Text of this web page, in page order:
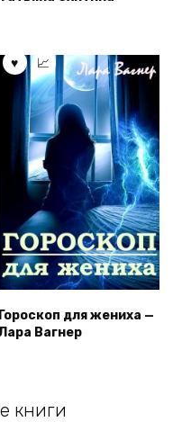
Гороскоп для жениха —
Вагнер
книги